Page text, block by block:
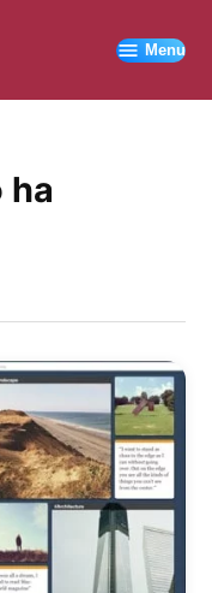
Menu
ha